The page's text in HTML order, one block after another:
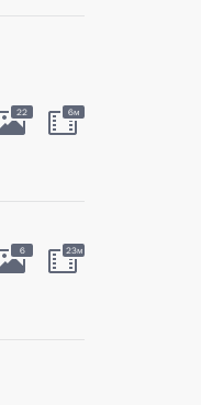
22 6м
6 23м